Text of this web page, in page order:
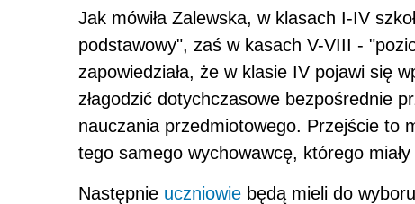
Jak mówiła Zalewska, w klasach I-IV
podstawowy", zaś w kasach V-VIII -
zapowiedziała, że w klasie IV pojawi się
złagodzić dotychczasowe bezpośrednie
nauczania przedmiotowego. Przejście to
tego samego wychowawcę, którego
Następnie uczniowie będą mieli do